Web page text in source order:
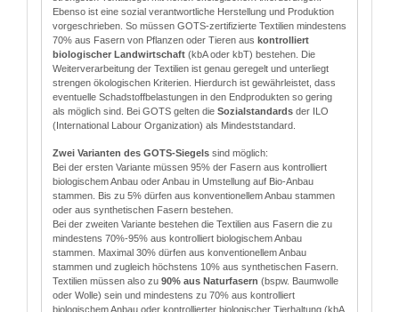
Ebenso ist eine sozial verantwortliche Herstellung und Produktion
vorgeschrieben. So müssen GOTS-zertifizierte Textilien mindestens
70% aus Fasern von Pflanzen oder Tieren aus kontrolliert
biologischer Landwirtschaft (kbA oder kbT) bestehen. Die
Weiterverarbeitung der Textilien ist genau geregelt und unterliegt
strengen ökologischen Kriterien. Hierdurch ist gewährleistet, dass
eventuelle Schadstoffbelastungen in den Endprodukten so gering
als möglich sind. Bei GOTS gelten die Sozialstandards der ILO
(International Labour Organization) als Mindeststandard.
Zwei Varianten des GOTS-Siegels sind möglich:
Bei der ersten Variante müssen 95% der Fasern aus kontrolliert
biologischem Anbau oder Anbau in Umstellung auf Bio-Anbau
stammen. Bis zu 5% dürfen aus konventionellem Anbau stammen
oder aus synthetischen Fasern bestehen.
Bei der zweiten Variante bestehen die Textilien aus Fasern die zu
mindestens 70%-95% aus kontrolliert biologischem Anbau
stammen. Maximal 30% dürfen aus konventionellem Anbau
stammen und zugleich höchstens 10% aus synthetischen Fasern.
Textilien müssen also zu 90% aus Naturfasern (bspw. Baumwolle
oder Wolle) sein und mindestens zu 70% aus kontrolliert
biologischem Anbau oder kontrollierter biologischer Tierhaltung (kbA